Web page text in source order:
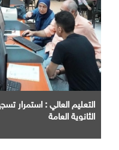
التعليم العالي : استمرار
الثانوية العامة